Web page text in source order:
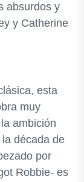
absurdos y
y Catherine
esta
muy
ambición
década de
por
Robbie- es